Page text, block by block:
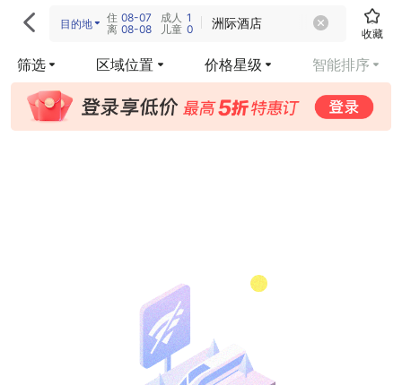
 目的地 住 08-07
离 08-08
成人 1
儿童 0 洲际酒店
收藏
筛选 区域位置 价格星级 智能排序